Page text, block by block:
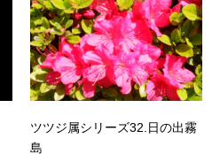
ツツジ属シリーズ32.日の出霧
島